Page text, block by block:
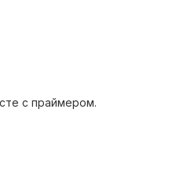
с праймером.